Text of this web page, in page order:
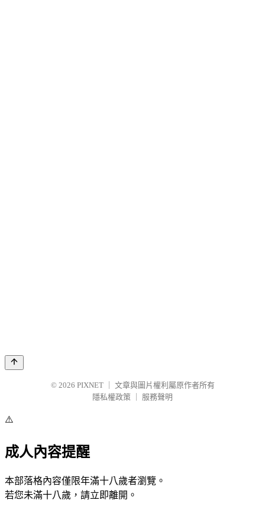
© 2026 PIXNET
文章與圖片權利屬原作者所有
隱私權政策
服務聲明
⚠️
成人內容提醒
本部落格內容僅限年滿十八歲者瀏覽。
若您未滿十八歲，請立即離開。